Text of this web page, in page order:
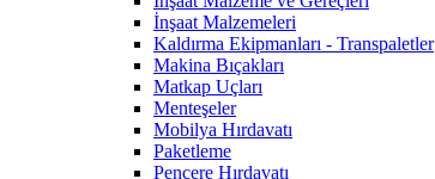
İnşaat Malzemeleri
Kaldırma Ekipmanları - Transpaletler
Makina Bıçakları
Matkap Uçları
Menteşeler
Mobilya Hırdavatı
Paketleme
Pencere Hırdavatı